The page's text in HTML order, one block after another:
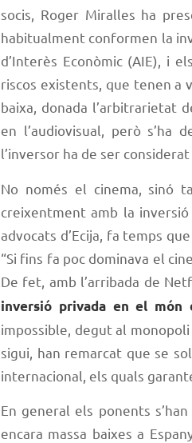
socis, Roger Miralles ha
habitualment conformen la
d’Interès Econòmic (AIE), i
riscos existents, que tenen a
baixa, donada l’arbitrarietat
en l’audiovisual, però s’ha
l’inversor ha de ser
No només el cinema, sinó
creixentment amb la inversió
advocats d’Ecija, fa temps
“Si fins fa poc dominava el
De fet, amb l’arribada de
inversió privada en el
impossible, degut al
sigui, han remarcat que se
internacional, els quals
En general els ponents
encara massa baixes a